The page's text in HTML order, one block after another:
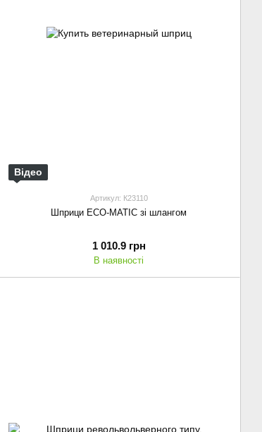
Відео
Артикул: К23110
Шприци ECO-MATIC зі шлангом
1 010.9 грн
В наявності